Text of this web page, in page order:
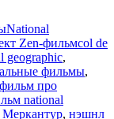
Рубрики
National
Zen-фильмМетки
col de
geographic,
фильмы,
про
national
, нэшнл